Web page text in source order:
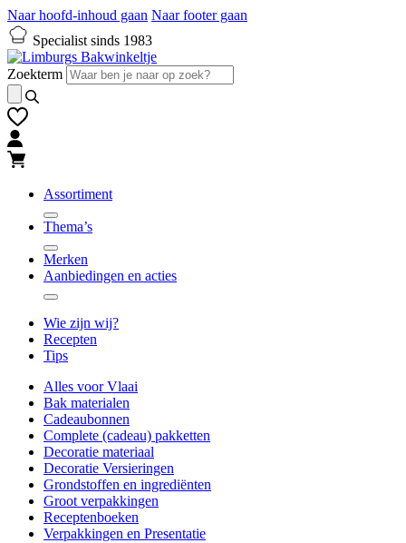
Naar hoofd-inhoud gaan Naar footer gaan
Specialist sinds 1983
Zoekterm
Assortiment
Thema’s
Merken
Aanbiedingen en acties
Wie zijn wij?
Recepten
Tips
Alles voor Vlaai
Bak materialen
Cadeaubonnen
Complete (cadeau) pakketten
Decoratie materiaal
Decoratie Versieringen
Grondstoffen en ingrediënten
Groot verpakkingen
Receptenboeken
Verpakkingen en Presentatie